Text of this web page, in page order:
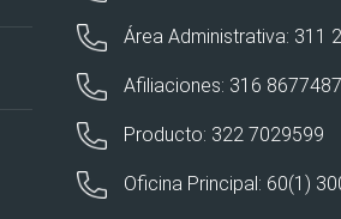
Área Administrativa: 311
Afiliaciones: 316 8677487
Producto: 322 7029599
Oficina Principal: 60(1)